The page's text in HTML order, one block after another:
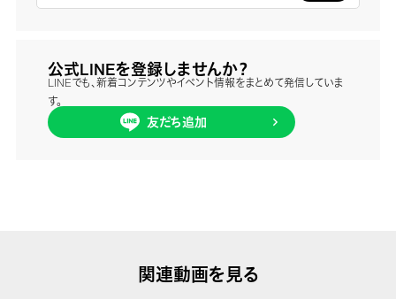
公式LINEを登録しませんか？
LINEでも、新着コンテンツやイベント情報をまとめて発信していま
す。
友だち追加
関連動画を見る